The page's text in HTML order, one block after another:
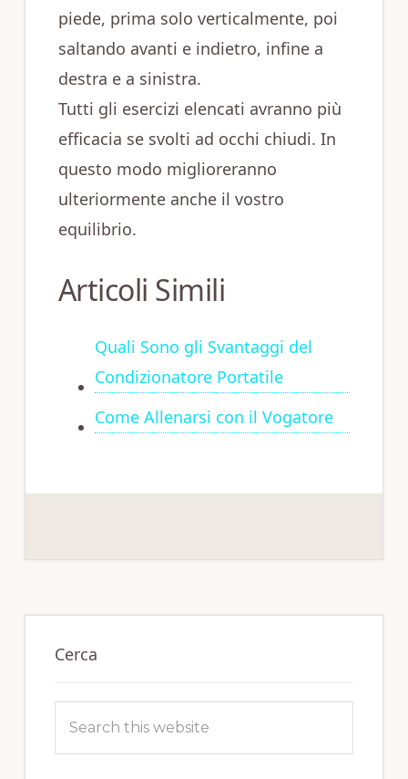
piede, prima solo verticalmente, poi
saltando avanti e indietro, infine a
destra e a sinistra.
Tutti gli esercizi elencati avranno più
efficacia se svolti ad occhi chiudi. In
questo modo miglioreranno
ulteriormente anche il vostro
equilibrio.
Articoli Simili
Quali Sono gli Svantaggi del
Condizionatore Portatile
Come Allenarsi con il Vogatore
Primary
Sidebar
Cerca
this